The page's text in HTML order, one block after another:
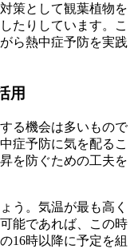
策として観葉植物を
たりしています。こ
ら熱中症予防を実践
用
る機会は多いもので
症予防に気を配るこ
を防ぐための工夫を
う。気温が最も高く
能であれば、この時
16時以降に予定を組